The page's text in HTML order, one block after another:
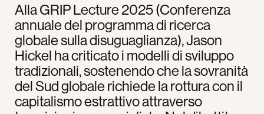
Alla GRIP Lecture 2025 (Conferenza
annuale del programma di ricerca
globale sulla disuguaglianza), Jason
Hickel ha criticato i modelli di sviluppo
tradizionali, sostenendo che la sovranità
del Sud globale richiede la rottura con il
capitalismo estrattivo attraverso